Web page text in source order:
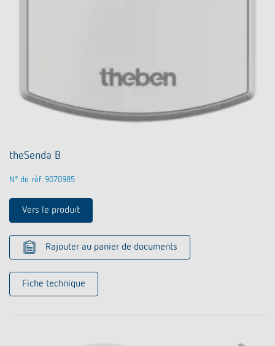
theSenda B
N° de réf. 9070985
Vers le produit
Rajouter au panier de documents
Fiche technique